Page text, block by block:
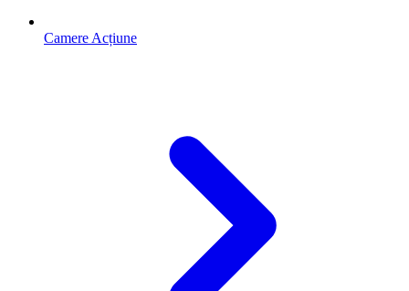
Camere Acțiune